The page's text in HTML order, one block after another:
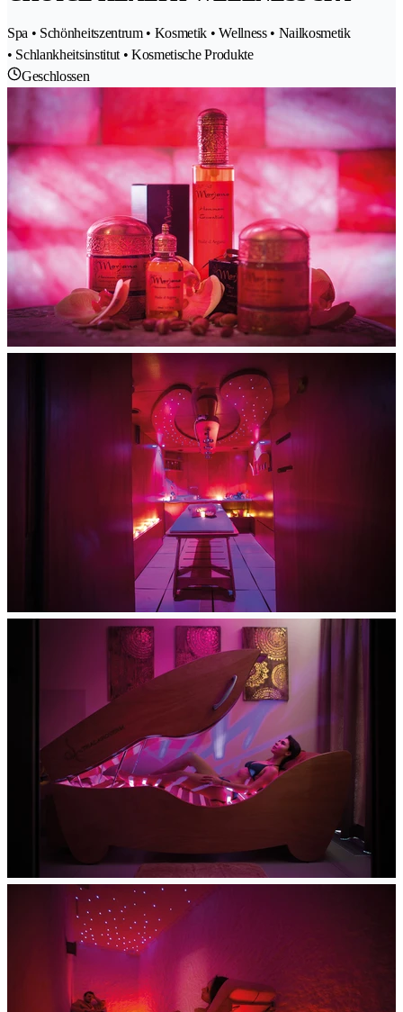
Spa • Schönheitszentrum • Kosmetik • Wellness • Nailkosmetik
• Schlankheitsinstitut • Kosmetische Produkte
Geschlossen